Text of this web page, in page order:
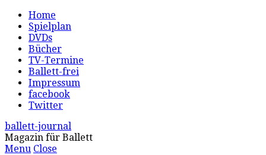
Home
Spielplan
DVDs
Bücher
TV-Termine
Ballett-frei
Impressum
facebook
Twitter
ballett-journal
Magazin für Ballett
Menu Close